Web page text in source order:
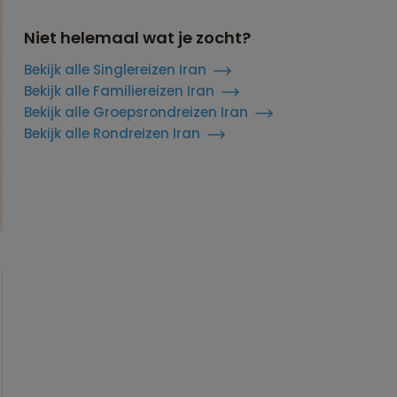
Niet helemaal wat je zocht?
Bekijk alle Singlereizen Iran
Bekijk alle Familiereizen Iran
Bekijk alle Groepsrondreizen Iran
Bekijk alle Rondreizen Iran